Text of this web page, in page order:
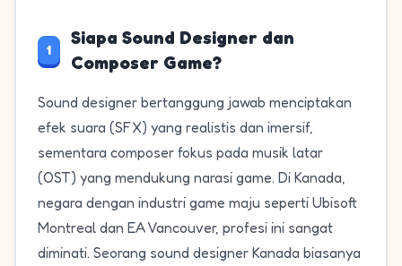
1
Siapa Sound Designer dan
Composer Game?
Sound designer bertanggung jawab menciptakan
efek suara (SFX) yang realistis dan imersif,
sementara composer fokus pada musik latar
(OST) yang mendukung narasi game. Di Kanada,
negara dengan industri game maju seperti Ubisoft
Montreal dan EA Vancouver, profesi ini sangat
diminati. Seorang sound designer Kanada biasanya